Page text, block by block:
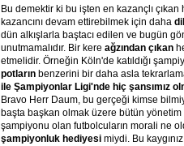
Bu demektir ki bu işten en kazançlı
kazancını devam ettirebilmek için daha
dün alkışlarla baştacı edilen ve bugün
unutmamalıdır. Bir kere ağzından çıkan
etmelidir. Örneğin Köln'de katıldığı
potların benzerini bir daha asla
ile Şampiyonlar Ligi'nde hiç şansımız
Bravo Herr Daum, bu gerçeği kimse
başta başkan olmak üzere bütün
şampiyonu olan futbolcuların morali ne
şampiyonluk hediyesi miydi. Bu